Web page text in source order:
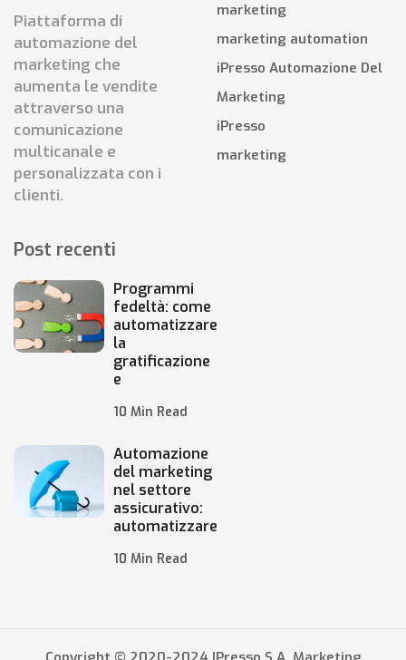
Piattaforma di
automazione del
marketing che
aumenta le vendite
attraverso una
comunicazione
multicanale e
personalizzata con i
clienti.
marketing
marketing automation
iPresso Automazione Del
Marketing
iPresso
marketing
Post recenti
Programmi
fedeltà: come
automatizzare
la
gratificazione
e
10 Min Read
Automazione
del marketing
nel settore
assicurativo:
automatizzare
10 Min Read